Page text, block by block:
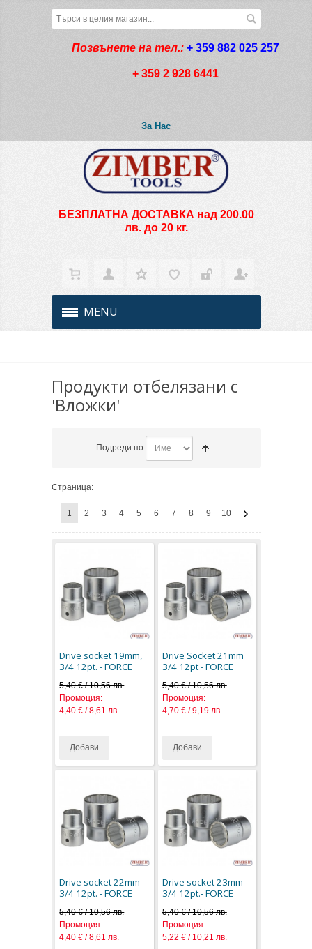
Позвънете на тел.: + 359 882 025 257
+ 359 2 928 6441
За Нас
БЕЗПЛАТНА ДОСТАВКА над 200.00
лв. до 20 кг.
MENU
Продукти отбелязани с
'Вложки'
Подреди по
Страница:
1 2 3 4 5 6 7 8 9 10
Drive socket 19mm,
3/4 12pt. - FORCE
5,40 € / 10,56 лв.
Промоция:
4,40 € / 8,61 лв.
Добави
Drive Socket 21mm
3/4 12pt - FORCE
5,40 € / 10,56 лв.
Промоция:
4,70 € / 9,19 лв.
Добави
Drive socket 22mm
3/4 12pt. - FORCE
5,40 € / 10,56 лв.
Промоция:
4,40 € / 8,61 лв.
Drive socket 23mm
3/4 12pt.- FORCE
5,40 € / 10,56 лв.
Промоция:
5,22 € / 10,21 лв.